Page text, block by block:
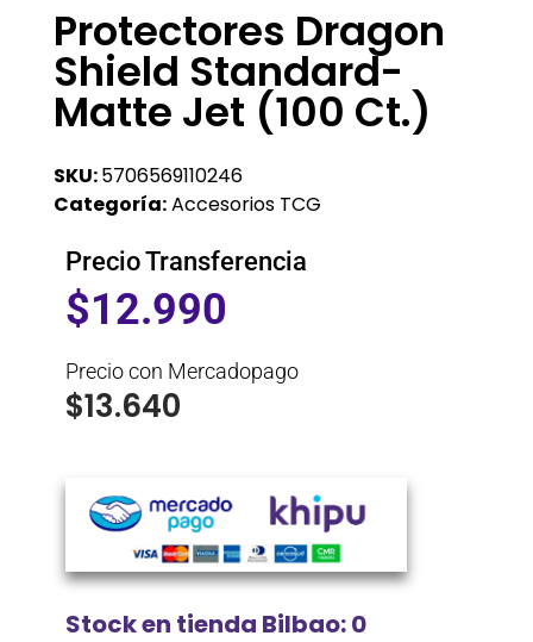
Protectores Dragon
Shield Standard-
Matte Jet (100 Ct.)
SKU:5706569110246
Categoría:Accesorios TCG
Precio Transferencia
$12.990
Precio con Mercadopago
$13.640
Stock en tienda Bilbao: 0